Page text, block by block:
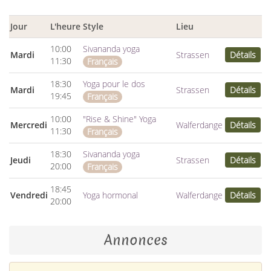
Jour L'heure Style Lieu
Mardi
10:00
11:30
Sivananda yoga
Français
Strassen Détails
Mardi
18:30
19:45
Yoga pour le dos
Français
Strassen Détails
Mercredi
10:00
11:30
"Rise & Shine" Yoga
Français
Walferdange Détails
Jeudi
18:30
20:00
Sivananda yoga
Français
Strassen Détails
Vendredi
18:45
20:00
Yoga hormonal Walferdange Détails
Annonces